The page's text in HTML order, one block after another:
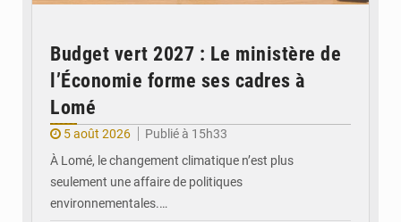
Budget vert 2027 : Le ministère de
l’Économie forme ses cadres à
Lomé
5 août 2026
Publié à 15h33
À Lomé, le changement climatique n’est plus
seulement une affaire de politiques
environnementales.…